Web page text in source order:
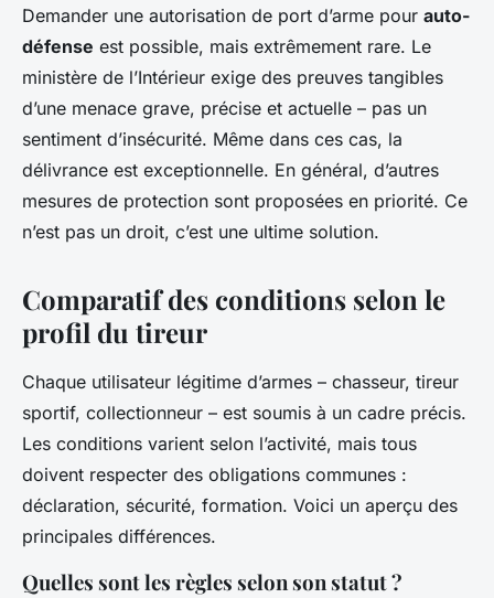
Demander une autorisation de port d’arme pour auto-
défense est possible, mais extrêmement rare. Le
ministère de l’Intérieur exige des preuves tangibles
d’une menace grave, précise et actuelle – pas un
sentiment d’insécurité. Même dans ces cas, la
délivrance est exceptionnelle. En général, d’autres
mesures de protection sont proposées en priorité. Ce
n’est pas un droit, c’est une ultime solution.
Comparatif des conditions selon le
profil du tireur
Chaque utilisateur légitime d’armes – chasseur, tireur
sportif, collectionneur – est soumis à un cadre précis.
Les conditions varient selon l’activité, mais tous
doivent respecter des obligations communes :
déclaration, sécurité, formation. Voici un aperçu des
principales différences.
Quelles sont les règles selon son statut ?